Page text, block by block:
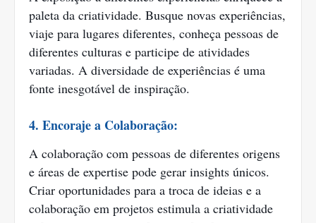
paleta da criatividade. Busque novas experiências,
viaje para lugares diferentes, conheça pessoas de
diferentes culturas e participe de atividades
variadas. A diversidade de experiências é uma
fonte inesgotável de inspiração.
4. Encoraje a Colaboração:
A colaboração com pessoas de diferentes origens
e áreas de expertise pode gerar insights únicos.
Criar oportunidades para a troca de ideias e a
colaboração em projetos estimula a criatividade